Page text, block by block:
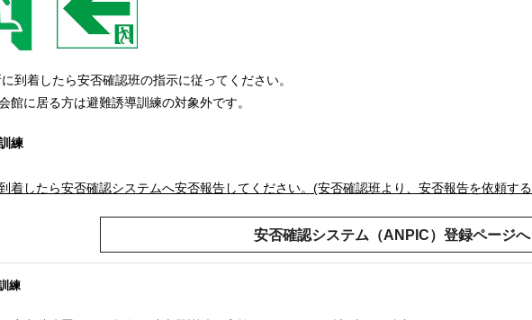
到着したら安否確認班の指示に従ってください。
館に居る方は避難誘導訓練の対象外です。
練
着したら安否確認システムへ安否報告してください。(安否確認班より、安否報告を依頼す
安否確認システム（ANPIC）登録ページへ
練